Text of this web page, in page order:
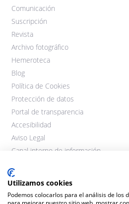
Comunicación
Suscripción
Revista
Archivo fotográfico
Hemeroteca
Blog
Política de Cookies
Protección de datos
Portal de transparencia
Accesibilidad
Aviso Legal
Canal interno de información
Utilizamos cookies
Podemos colocarlos para el análisis de los